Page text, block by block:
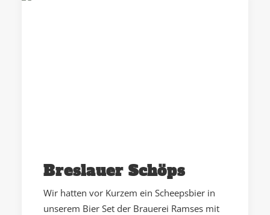
Breslauer Schöps
Wir hatten vor Kurzem ein Scheepsbier in
unserem Bier Set der Brauerei Ramses mit